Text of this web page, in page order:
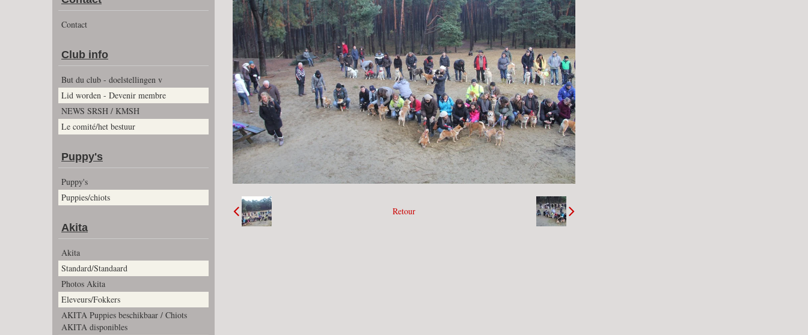
Contact
Club info
But du club - doelstellingen v
Lid worden - Devenir membre
NEWS SRSH / KMSH
Le comité/het bestuur
Puppy's
Puppy's
Puppies/chiots
Akita
Akita
Standard/Standaard
Photos Akita
Eleveurs/Fokkers
AKITA Puppies beschikbaar / Chiots
AKITA disponibles
Retour